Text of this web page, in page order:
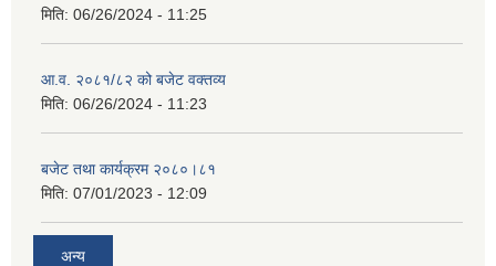
मिति: 06/26/2024 - 11:25
आ.व. २०८१/८२ को बजेट वक्तव्य
मिति: 06/26/2024 - 11:23
बजेट तथा कार्यक्रम २०८०।८१
मिति: 07/01/2023 - 12:09
अन्य